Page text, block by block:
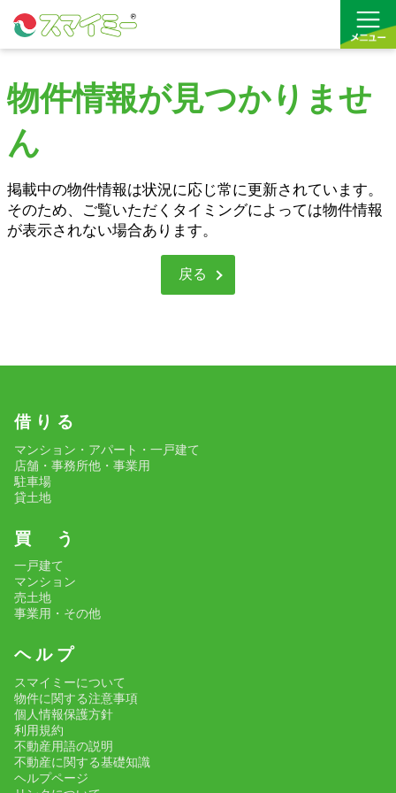
借りる
買う
お気に入り
物件情報が見つかりませ
ん
掲載中の物件情報は状況に応じ常に更新されています。
そのため、ご覧いただくタイミングによっては物件情報
が表示されない場合あります。
戻る
借 り る
マンション・アパート・一戸建て
店舗・事務所他・事業用
駐車場
貸土地
買 う
一戸建て
マンション
売土地
事業用・その他
ヘ ル プ
スマイミーについて
物件に関する注意事項
個人情報保護方針
利用規約
不動産用語の説明
不動産に関する基礎知識
ヘルプページ